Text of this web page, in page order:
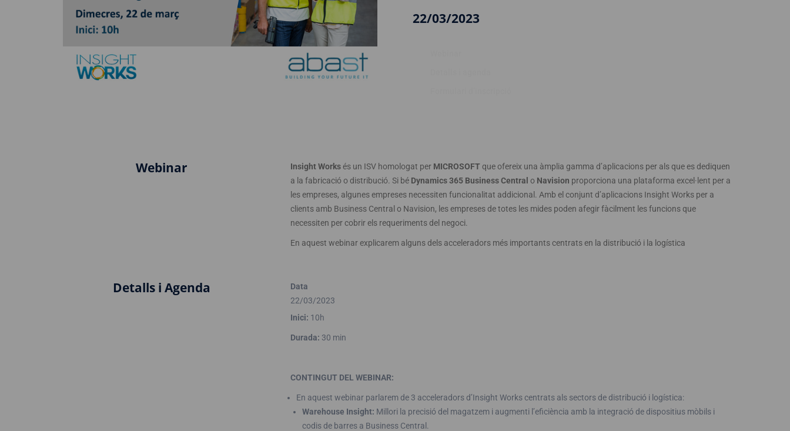
22/03/2023
Webinar Insight Worksés un ISV homologat per MICROSOFTque ofereix una àmplia gamma d’aplicacions per als que es dediquen
a la fabricació o distribució. Si bé Dynamics 365 Business Central o Navision proporciona una plataforma excel·lent per a
les empreses, algunes empreses necessiten funcionalitat addicional. Amb el conjunt d’aplicacions Insight Works per a
clients amb Business Central o Navision, les empreses de totes les mides poden afegir fàcilment les funcions que
necessiten per cobrir els requeriments del negoci.
En aquest webinar explicarem alguns dels acceleradors més importants centrats en la distribució i la logística
Detalls i Agenda
Data
22/03/2023
Inici: 10h
Durada: 30 min
CONTINGUT DEL WEBINAR:
En aquest webinar parlarem de 3 acceleradors d’Insight Works centrats als sectors de distribució i logística:
Warehouse Insight: Millori la precisió del magatzem i augmenti l’eficiència amb la integració de dispositius mòbils i
codis de barres a Business Central.